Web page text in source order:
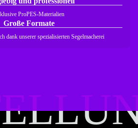
ProPES-Materialien
Große Formate
dank unserer spezialisierten Segelmacherei